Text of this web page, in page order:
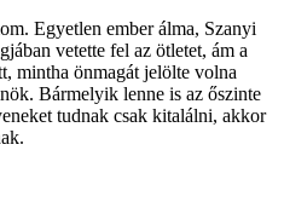
Egyetlen ember álma, Szanyi
vetette fel az ötletet, ám a
mintha önmagát jelölte volna
Bármelyik lenne is az őszinte
tudnak csak kitalálni, akkor